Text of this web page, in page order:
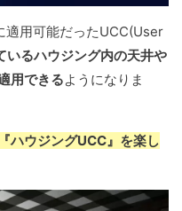
適用可能だったUCC(User
いるハウジング内の天井や
用できるようになりま
ハウジングUCC』を楽し